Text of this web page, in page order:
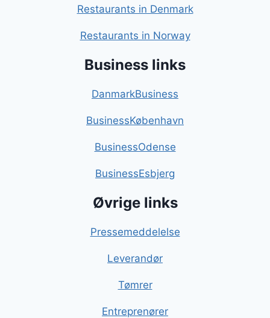
Restaurants in Denmark
Restaurants in Norway
Business links
DanmarkBusiness
BusinessKøbenhavn
BusinessOdense
BusinessEsbjerg
Øvrige links
Pressemeddelelse
Leverandør
Tømrer
Entreprenører